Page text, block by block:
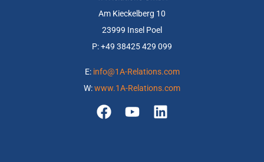
Am Kieckelberg 10
23999 Insel Poel
P: +49 38425 429 099
E: info@1A-Relations.com
W:www.1A-Relations.com